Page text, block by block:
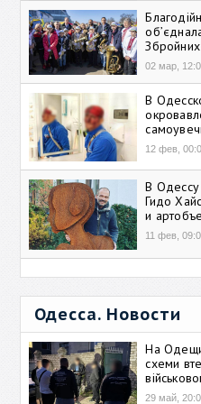
02 мар,
В
12 фев,
В
Гидо
и
11 фев,
Одесса. Новости
На
схеми
29 май,